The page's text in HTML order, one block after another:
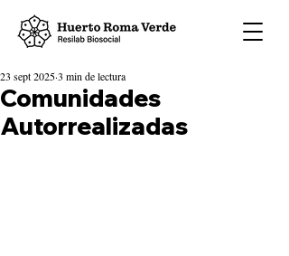
Comunidades
Autorrealizadas
23 sept 20253 min de lectura